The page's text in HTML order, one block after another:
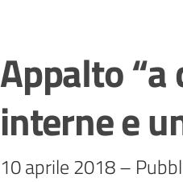
Appalto
interne e
10 aprile 2018 –